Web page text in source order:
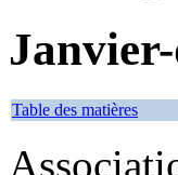
Table des matières